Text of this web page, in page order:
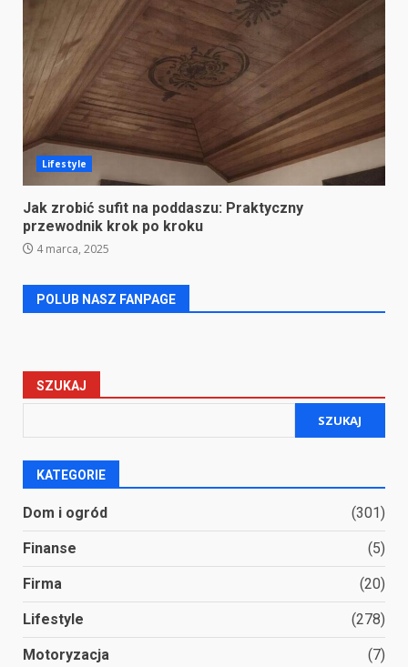
Lifestyle
Jak zrobić sufit na poddaszu: Praktyczny
przewodnik krok po kroku
4 marca, 2025
POLUB NASZ FANPAGE
SZUKAJ
SZUKAJ
KATEGORIE
Dom i ogród (301)
Finanse (5)
Firma (20)
Lifestyle (278)
Motoryzacja (7)